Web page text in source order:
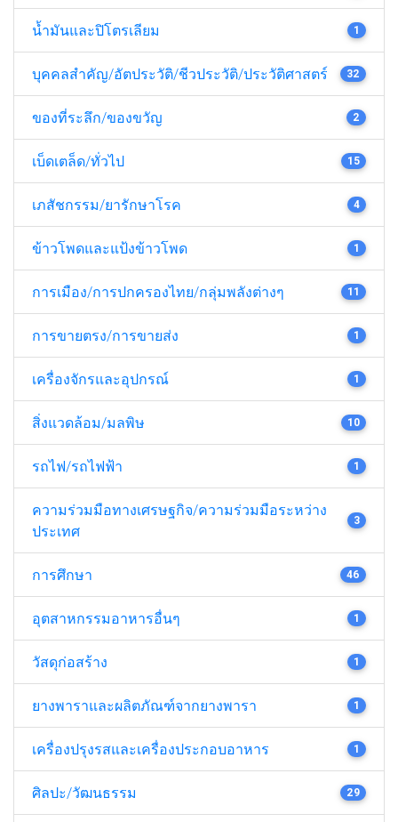
น้ำมันและปิโตรเลียม 1
บุคคลสำคัญ/อัตประวัติ/ชีวประวัติ/ประวัติศาสตร์ 32
ของที่ระลึก/ของขวัญ 2
เบ็ดเตล็ด/ทั่วไป 15
เภสัชกรรม/ยารักษาโรค 4
ข้าวโพดและแป้งข้าวโพด 1
การเมือง/การปกครองไทย/กลุ่มพลังต่างๆ 11
การขายตรง/การขายส่ง 1
เครื่องจักรและอุปกรณ์ 1
สิ่งแวดล้อม/มลพิษ 10
รถไฟ/รถไฟฟ้า 1
ความร่วมมือทางเศรษฐกิจ/ความร่วมมือระหว่าง
ประเทศ
3
การศึกษา 46
อุตสาหกรรมอาหารอื่นๆ 1
วัสดุก่อสร้าง 1
ยางพาราและผลิตภัณฑ์จากยางพารา 1
เครื่องปรุงรสและเครื่องประกอบอาหาร 1
ศิลปะ/วัฒนธรรม 29